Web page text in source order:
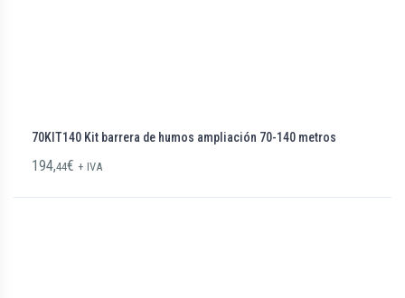
70KIT140 Kit barrera de humos ampliación 70-140 metros
194,44€ + IVA